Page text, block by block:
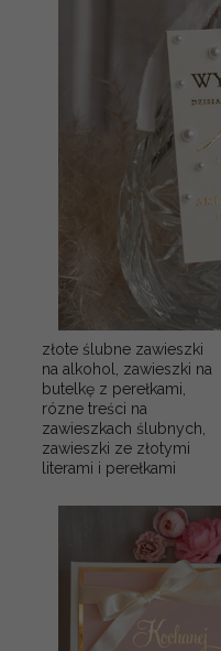
złote ślubne zawieszki
na alkohol, zawieszki na
butelkę z perełkami,
rózne treści na
zawieszkach ślubnych,
zawieszki ze złotymi
literami i perełkami